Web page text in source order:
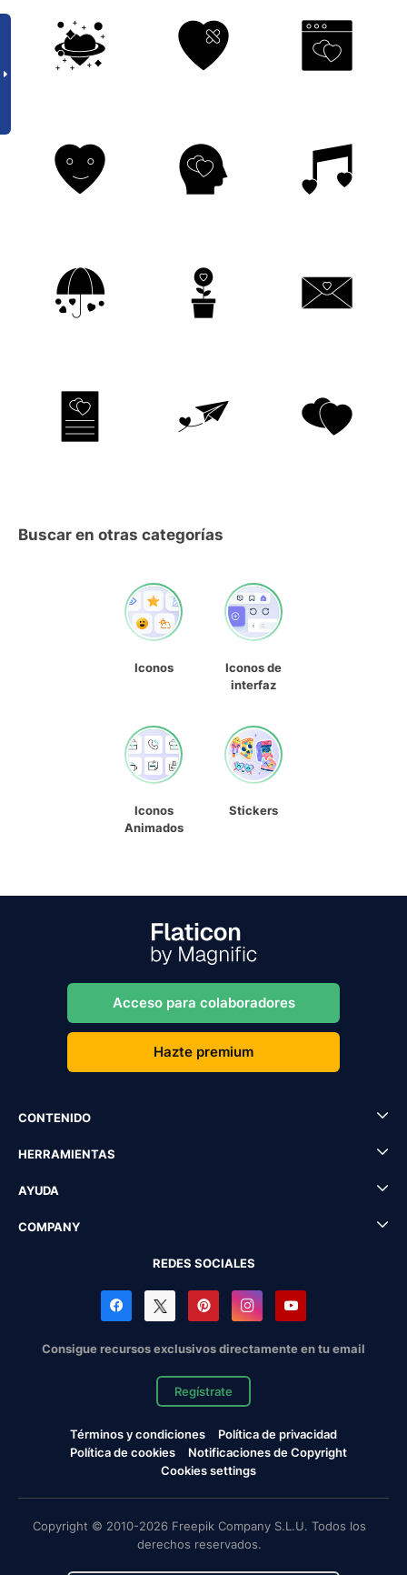
Buscar en otras categorías
Iconos
Iconos de
interfaz
Iconos
Animados
Stickers
Acceso para colaboradores
Hazte premium
CONTENIDO
HERRAMIENTAS
AYUDA
COMPANY
REDES SOCIALES
Consigue recursos exclusivos directamente en tu email
Regístrate
Términos y condiciones
Política de privacidad
Política de cookies
Notificaciones de Copyright
Cookies settings
Copyright © 2010-2026 Freepik Company S.L.U. Todos los
derechos reservados.